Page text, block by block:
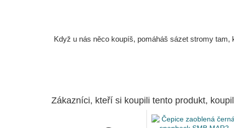
Když u nás něco koupíš, pomáháš sázet stromy
Zákazníci, kteří si koupili tento produkt,